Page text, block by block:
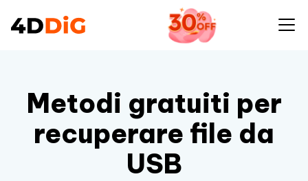
Metodi gratuiti per
recuperare file da
USB